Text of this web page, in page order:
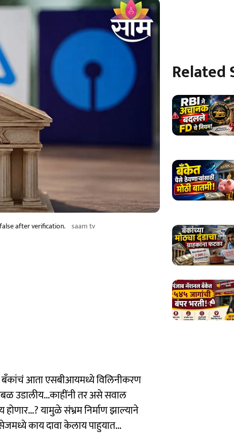
after verification. saam tv
बँकांचं आता एसबीआयमध्ये विलिनीकरण
उडालीय...काहींनी तर असे सवाल
यामुळे संभ्रम निर्माण झाल्याने
काय दावा केलाय पाहुयात...
Related